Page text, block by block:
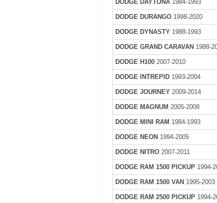
DODGE DAYTONA 1984-1993
DODGE DURANGO 1998-2020
DODGE DYNASTY 1988-1993
DODGE GRAND CARAVAN 1988-
DODGE H100 2007-2010
DODGE INTREPID 1993-2004
DODGE JOURNEY 2009-2014
DODGE MAGNUM 2005-2008
DODGE MINI RAM 1984-1993
DODGE NEON 1994-2005
DODGE NITRO 2007-2011
DODGE RAM 1500 PICKUP 1994-
DODGE RAM 1500 VAN 1995-2003
DODGE RAM 2500 PICKUP 1994-